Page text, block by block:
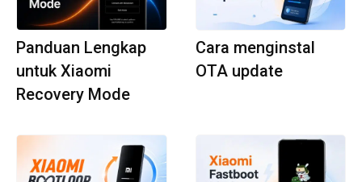
Panduan Lengkap
untuk Xiaomi
Recovery Mode
Cara menginstal
OTA update